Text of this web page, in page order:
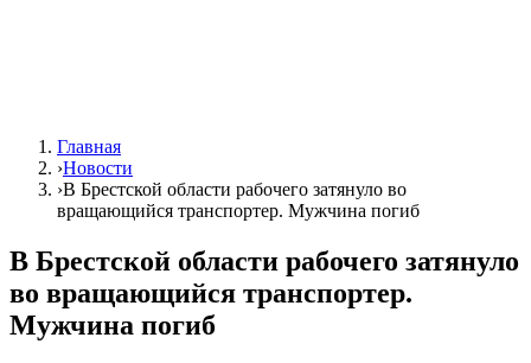
Главная
›Новости
›В Брестской области рабочего затянуло во
вращающийся транспортер. Мужчина погиб
В Брестской области рабочего затянуло
во вращающийся транспортер.
Мужчина погиб